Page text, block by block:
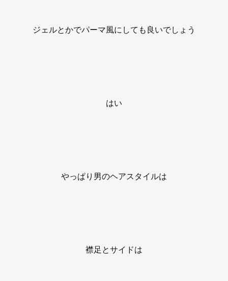
ジェルとかでパーマ風にしても良いでしょう
はい
やっぱり男のヘアスタイルは
襟足とサイドは